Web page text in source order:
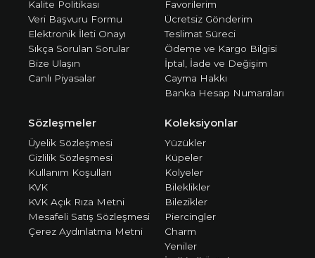
Kalite Politikası
Veri Başvuru Formu
Elektronik İleti Onayı
Sıkça Sorulan Sorular
Bize Ulaşın
Canlı Piyasalar
Favorilerim
Ücretsiz Gönderim
Teslimat Süreci
Ödeme ve Kargo Bilgisi
İptal, İade ve Değişim
Cayma Hakkı
Banka Hesap Numaraları
Sözleşmeler
Üyelik Sözleşmesi
Gizlilik Sözleşmesi
Kullanım Koşulları
KVK
KVK Açık Rıza Metni
Mesafeli Satış Sözleşmesi
Çerez Aydınlatma Metni
Koleksiyonlar
Yüzükler
Küpeler
Kolyeler
Bileklikler
Bilezikler
Piercingler
Charm
Yeniler